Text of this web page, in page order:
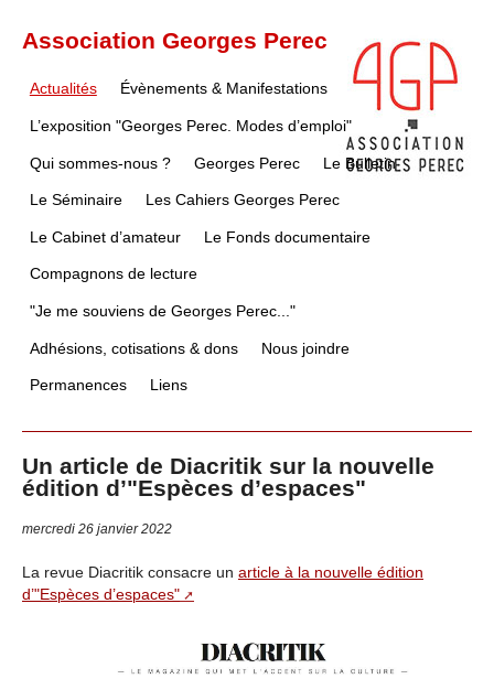
Association Georges Perec
Actualités Évènements & Manifestations
L’exposition "Georges Perec. Modes d’emploi"
Qui sommes-nous ? Georges Perec Le Bulletin
Le Séminaire Les Cahiers Georges Perec
Le Cabinet d’amateur Le Fonds documentaire
Compagnons de lecture
"Je me souviens de Georges Perec..."
Adhésions, cotisations & dons Nous joindre
Permanences Liens
Un article de Diacritik sur la nouvelle
édition d’"Espèces d’espaces"
mercredi 26 janvier 2022
La revue Diacritik consacre un article à la nouvelle édition
d’"Espèces d’espaces"